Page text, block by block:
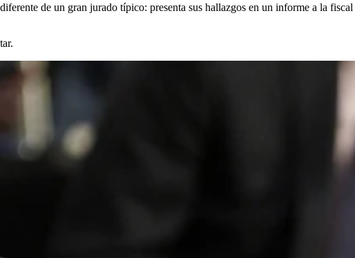
de un gran jurado típico: presenta sus hallazgos en un informe a la